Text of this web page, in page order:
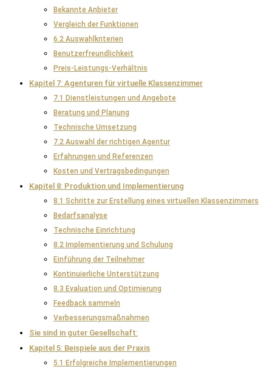
Bekannte Anbieter
Vergleich der Funktionen
6.2 Auswahlkriterien
Benutzerfreundlichkeit
Preis-Leistungs-Verhältnis
Kapitel 7: Agenturen für virtuelle Klassenzimmer
7.1 Dienstleistungen und Angebote
Beratung und Planung
Technische Umsetzung
7.2 Auswahl der richtigen Agentur
Erfahrungen und Referenzen
Kosten und Vertragsbedingungen
Kapitel 8: Produktion und Implementierung
8.1 Schritte zur Erstellung eines virtuellen Klassenzimmers
Bedarfsanalyse
Technische Einrichtung
8.2 Implementierung und Schulung
Einführung der Teilnehmer
Kontinuierliche Unterstützung
8.3 Evaluation und Optimierung
Feedback sammeln
Verbesserungsmaßnahmen
Sie sind in guter Gesellschaft:
Kapitel 5: Beispiele aus der Praxis
5.1 Erfolgreiche Implementierungen